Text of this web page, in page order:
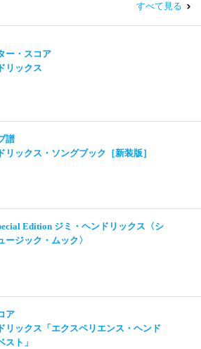
すべて見る
ー・スコア
リックス
譜
リックス・ソングブック［新装版］
Edition ジミ・ヘンドリックス〈シ
ージック・ムック〉
ア
リックス「エクスペリエンス・ヘンド
スト」